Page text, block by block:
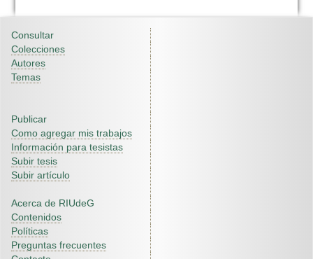
Consultar
Colecciones
Autores
Temas
Publicar
Como agregar mis trabajos
Información para tesistas
Subir tesis
Subir artículo
Acerca de RIUdeG
Contenidos
Políticas
Preguntas frecuentes